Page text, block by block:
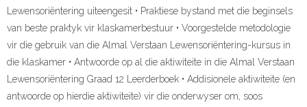
Lewensoriëntering uiteengesit • Praktiese bystand met die beginsels
van beste praktyk vir klaskamerbestuur • Voorgestelde metodologie
vir die gebruik van die Almal Verstaan Lewensoriëntering-kursus in
die klaskamer • Antwoorde op al die aktiwiteite in die Almal Verstaan
Lewensoriëntering Graad 12 Leerderboek • Addisionele aktiwiteite (en
antwoorde op hierdie aktiwiteite) vir die onderwyser om, soos